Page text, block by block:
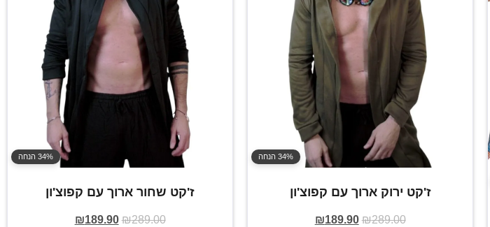
34% הנחה
ז'קט ירוק ארוך עם קפוצ'ון
₪289.00
₪189.90
34% הנחה
ז'קט שחור ארוך עם קפוצ'ון
₪289.00
₪189.90